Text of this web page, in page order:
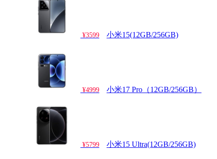
¥3599 小米15(12GB/256GB)
¥4999 小米17 Pro（12GB/256GB）
¥5799 小米15 Ultra(12GB/256GB)